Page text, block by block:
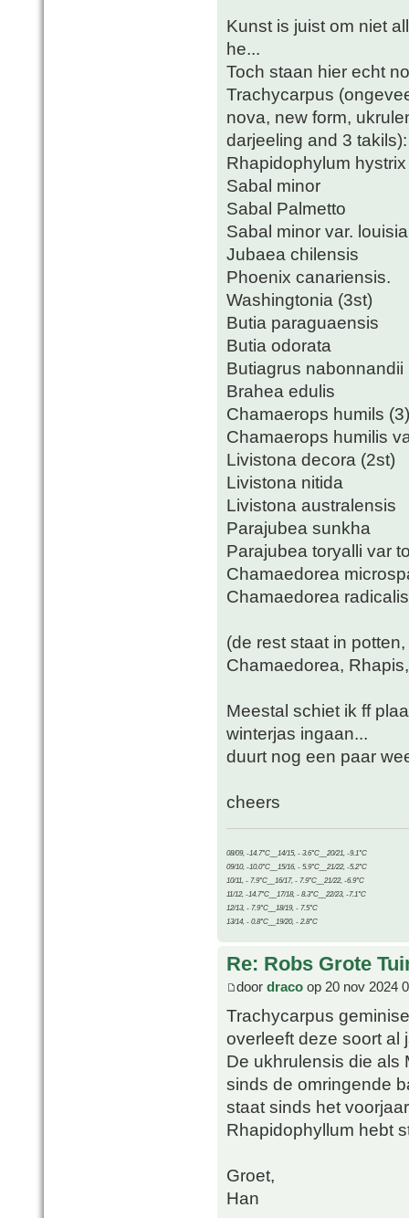
Kunst is juist om niet
he...
Toch staan hier echt
Trachycarpus
nova, new form,
darjeeling and 3 takils):
Rhapidophylum hystrix
Sabal minor
Sabal Palmetto
Sabal minor var.
Jubaea chilensis
Phoenix canariensis.
Washingtonia (3st)
Butia paraguaensis
Butia odorata
Butiagrus nabonnandii
Brahea edulis
Chamaerops humils (3)
Chamaerops humilis
Livistona decora (2st)
Livistona nitida
Livistona australensis
Parajubea sunkha
Parajubea toryalli var
Chamaedorea
Chamaedorea radicalis
(de rest staat in
Chamaedorea,
Meestal schiet ik ff
winterjas ingaan...
duurt nog een paar
cheers
08/09, -14.7°C__14/15, - 3.6°C__20/21, -9.1°C
09/10, -10.0°C__15/16, - 5.9°C__21/22, -5.2°C
10/11, - 7.9°C__16/17, - 7.9°C__21/22, -6.9°C
11/12, -14.7°C__17/18, - 8.3°C__22/23, -7.1°C
12/13, - 7.9°C__18/19, - 7.5°C
13/14, - 0.8°C__19/20, - 2.8°C
Re: Robs Grote
door draco op 20 nov 2024
Trachycarpus
overleeft deze soort al
De ukhrulensis die als
sinds de omringende
staat sinds het
Rhapidophyllum hebt
Groet,
Han